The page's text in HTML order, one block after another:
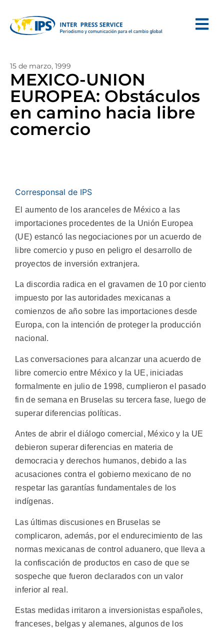
15 de marzo, 1999
MEXICO-UNION
EUROPEA: Obstáculos
en camino hacia libre
comercio
Corresponsal de IPS
El aumento de los aranceles de México a las
importaciones procedentes de la Unión Europea
(UE) estancó las negociaciones por un acuerdo de
libre comercio y puso en peligro el desarrollo de
proyectos de inversión extranjera.
La discordia radica en el gravamen de 10 por ciento
impuesto por las autoridades mexicanas a
comienzos de año sobre las importaciones desde
Europa, con la intención de proteger la producción
nacional.
Las conversaciones para alcanzar una acuerdo de
libre comercio entre México y la UE, iniciadas
formalmente en julio de 1998, cumplieron el pasado
fin de semana en Bruselas su tercera fase, luego de
superar diferencias políticas.
Antes de abrir el diálogo comercial, México y la UE
debieron superar diferencias en materia de
democracia y derechos humanos, debido a las
acusaciones contra el gobierno mexicano de no
respetar las garantías fundamentales de los
indígenas.
Las últimas discusiones en Bruselas se
complicaron, además, por el endurecimiento de las
normas mexicanas de control aduanero, que lleva a
la confiscación de productos en caso de que se
sospeche que fueron declarados con un valor
inferior al real.
Estas medidas irritaron a inversionistas españoles,
franceses, belgas y alemanes, algunos de los